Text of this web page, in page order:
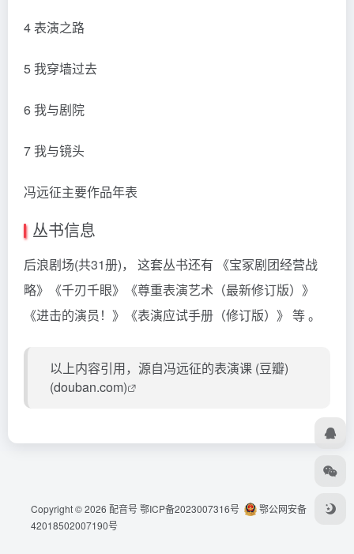
4 表演之路
5 我穿墙过去
6 我与剧院
7 我与镜头
冯远征主要作品年表
丛书信息
后浪剧场(共31册)， 这套丛书还有 《宝冢剧团经营战
略》《千刃千眼》《尊重表演艺术（最新修订版）》
《进击的演员！》《表演应试手册（修订版）》 等 。
以上内容引用，源自冯远征的表演课 (豆瓣)
(douban.com)
Copyright © 2026 配音号鄂ICP备2023007316号
鄂公网安备
42018502007190号